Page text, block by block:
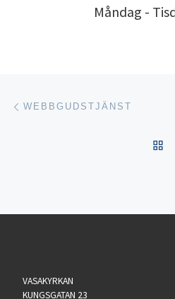
Måndag -
Inläggsnavigering
WEBBGUDSTJÄNST
VASAKYRKAN
KUNGSGATAN 23